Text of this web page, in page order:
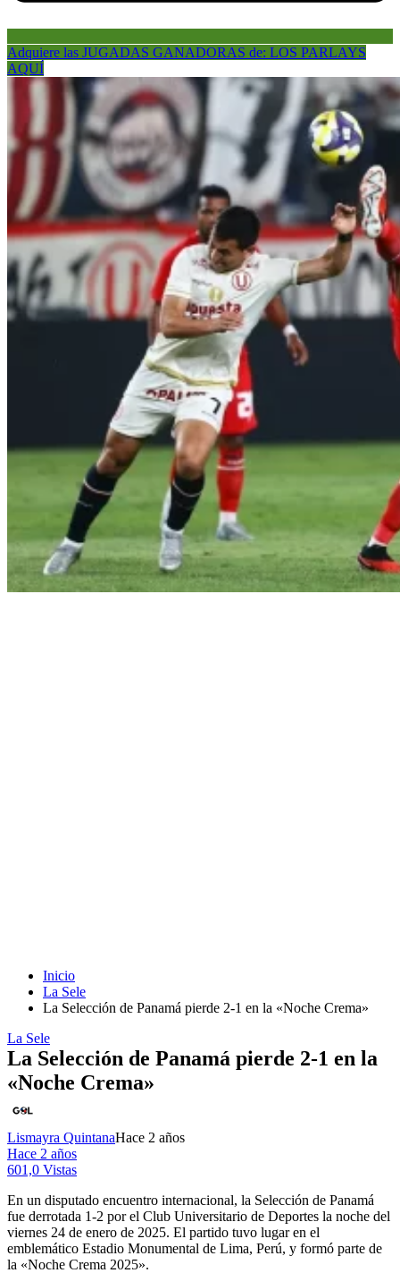
Adquiere las JUGADAS GANADORAS de: LOS PARLAYS
AQUÍ
Inicio
La Sele
La Selección de Panamá pierde 2-1 en la «Noche Crema»
La Sele
La Selección de Panamá pierde 2-1 en la
«Noche Crema»
Lismayra QuintanaHace 2 años
Hace 2 años
601,0 Vistas
En un disputado encuentro internacional, la Selección de Panamá
fue derrotada 1-2 por el Club Universitario de Deportes la noche del
viernes 24 de enero de 2025. El partido tuvo lugar en el
emblemático Estadio Monumental de Lima, Perú, y formó parte de
la «Noche Crema 2025».